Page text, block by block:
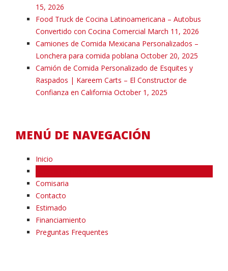
15, 2026
Food Truck de Cocina Latinoamericana – Autobus
Convertido con Cocina Comercial March 11, 2026
Camiones de Comida Mexicana Personalizados –
Lonchera para comida poblana October 20, 2025
Camión de Comida Personalizado de Esquites y
Raspados | Kareem Carts – El Constructor de
Confianza en California October 1, 2025
MENÚ DE NAVEGACIÓN
Inicio
Comisaria
Contacto
Estimado
Financiamiento
Preguntas Frequentes